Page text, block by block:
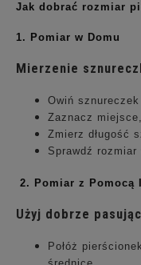
Jak dobrać rozmiar
1. Pomiar w Domu
Mierzenie
Owiń
Zaznacz
Zmierz długość
Sprawdź
2. Pomiar z Pomocą
Użyj dobrze
Połóż